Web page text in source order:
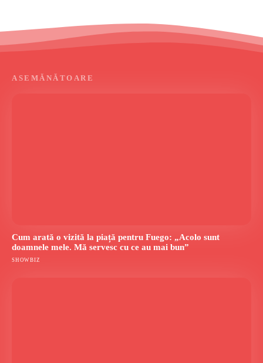
ASEMĂNĂTOARE
Cum arată o vizită la piață pentru Fuego: „Acolo sunt
doamnele mele. Mă servesc cu ce au mai bun”
SHOWBIZ